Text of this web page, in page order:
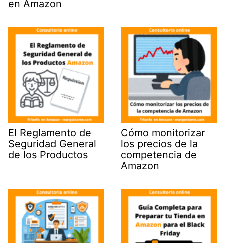
en Amazon
El Reglamento de
Seguridad General
de los Productos
Cómo monitorizar
los precios de la
competencia de
Amazon